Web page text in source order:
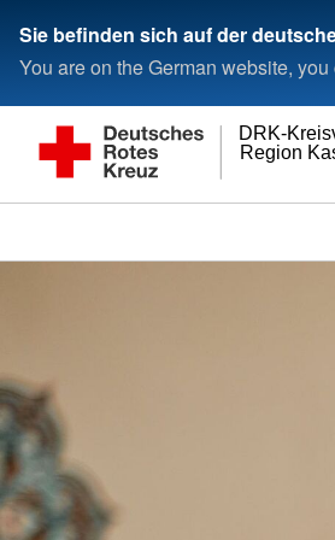
Sie befinden sich auf der
You are on the German website,
Region
DRK-